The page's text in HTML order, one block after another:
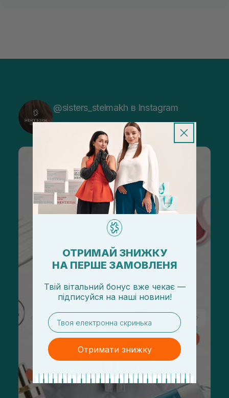
@sisters_stelmakh в Instagram
ОТРИМАЙ ЗНИЖКУ
НА ПЕРШЕ ЗАМОВЛЕНЯ
Твій вітальний бонус вже чекає —
підписуйся на наші новини!
email
Отримати знижку